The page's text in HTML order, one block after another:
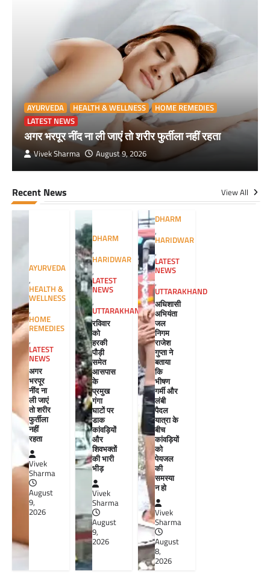
AYURVEDA HEALTH & WELLNESS
HOME REMEDIES
LATEST NEWS
अगर भरपूर नींद ना ली जाएं तो शरीर फुर्तीला नहीं रहता
Vivek Sharma August 9, 2026
Recent News View All
AYURVEDA
,
HEALTH &
WELLNESS
,
HOME
REMEDIES
,
LATEST
NEWS
अगर
भरपूर
नींद ना
ली जाएं
तो शरीर
फुर्तीला
नहीं
रहता
Vivek
Sharma
August
9,
2026
DHARM
,
HARIDWAR
,
LATEST
NEWS
,
UTTARAKHAND
रविवार
को
हरकी
पौड़ी
समेत
आसपास
के
प्रमुख
गंगा
घाटों पर
डाक
कांवड़ियों
और
शिवभक्तों
की भारी
भीड़
Vivek
Sharma
August
9,
2026
DHARM
,
HARIDWAR
,
LATEST
NEWS
,
UTTARAKHAND
अधिशासी
अभियंता
जल
निगम
राजेश
गुप्ता ने
बताया
कि
भीषण
गर्मी और
लंबी
पैदल
यात्रा के
बीच
कांवड़ियों
को
पेयजल
की
समस्या
न हो
Vivek
Sharma
August
8,
2026